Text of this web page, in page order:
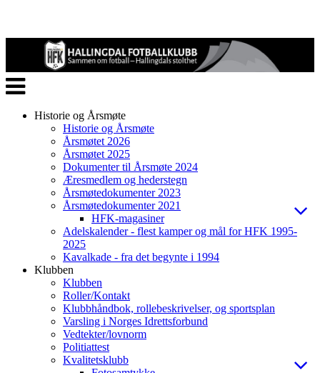
Veksle
navigasjon
Historie og Årsmøte
Historie og Årsmøte
Årsmøtet 2026
Årsmøtet 2025
Dokumenter til Årsmøte 2024
Æresmedlem og hederstegn
Årsmøtedokumenter 2023
Årsmøtedokumenter 2021
HFK-magasiner
Adelskalender - flest kamper og mål for HFK 1995-
2025
Kavalkade - fra det begynte i 1994
Klubben
Klubben
Roller/Kontakt
Klubbhåndbok, rollebeskrivelser, og sportsplan
Varsling i Norges Idrettsforbund
Vedtekter/lovnorm
Politiattest
Kvalitetsklubb